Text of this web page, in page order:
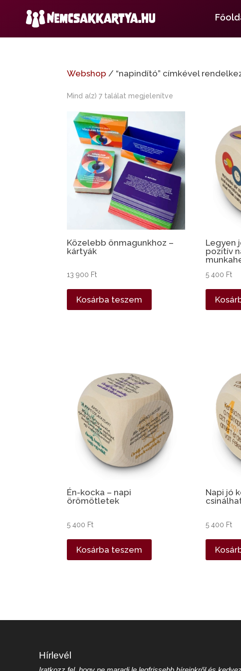
Webshop / “napindító” címkével
Mind a(z) 7 találat megjelenítve
Közelebb önmagunkhoz –
kártyák
13 900 Ft
Kosárba teszem
Legyen
pozitív
5 400 Ft
Én-kocka – napi
örömötletek
5 400 Ft
Kosárba teszem
Napi jó
5 400 Ft
Hírlevél